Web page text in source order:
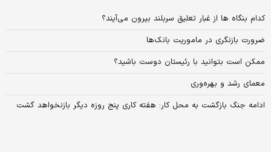
کدام بنگاه ها از غبار تعلیق سربلند بیرون می‌آیند؟
ضرورت بازنگری در ماموریت بانک‌ها
ممکن است بتوانید با رئیستان دوست باشید؟
معمای رشد و بهره‌وری
ادامه جنگ بازگشت به محل کار: هفته کاری پنج‏‌ روزه دیگر بازنخواهد گشت